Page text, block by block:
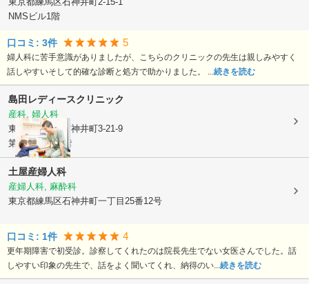
NMSビル1階
口コミ: 3件 5
婦人科に苦手意識がありましたが、こちらのクリニックの先生は親しみやすく
話しやすいそして的確な診断と処方で助かりました。 ... 続きを読む
島田レディースクリニック
産科, 婦人科
東京都練馬区 石神井町3-21-9
第3島光ビル4階
土屋産婦人科
産婦人科, 麻酔科
東京都練馬区石神井町一丁目25番12号
口コミ: 1件 4
更年期障害で初受診。診察してくれたのは院長先生でない女医さんでした。話
しやすい印象の先生で、話をよく聞いてくれ、納得のい... 続きを読む